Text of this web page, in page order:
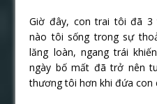
Giờ đây, con trai tôi đã 3
nào tôi sống trong sự
lăng loàn, ngang trái
ngày bố mất đã trở nên
thương tôi hơn khi đứa con